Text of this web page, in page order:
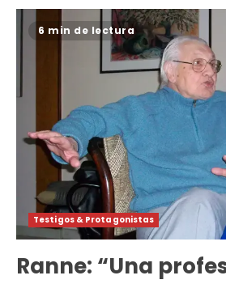
6 min de lectura
Testigos & Protagonistas
Ranne: “Una